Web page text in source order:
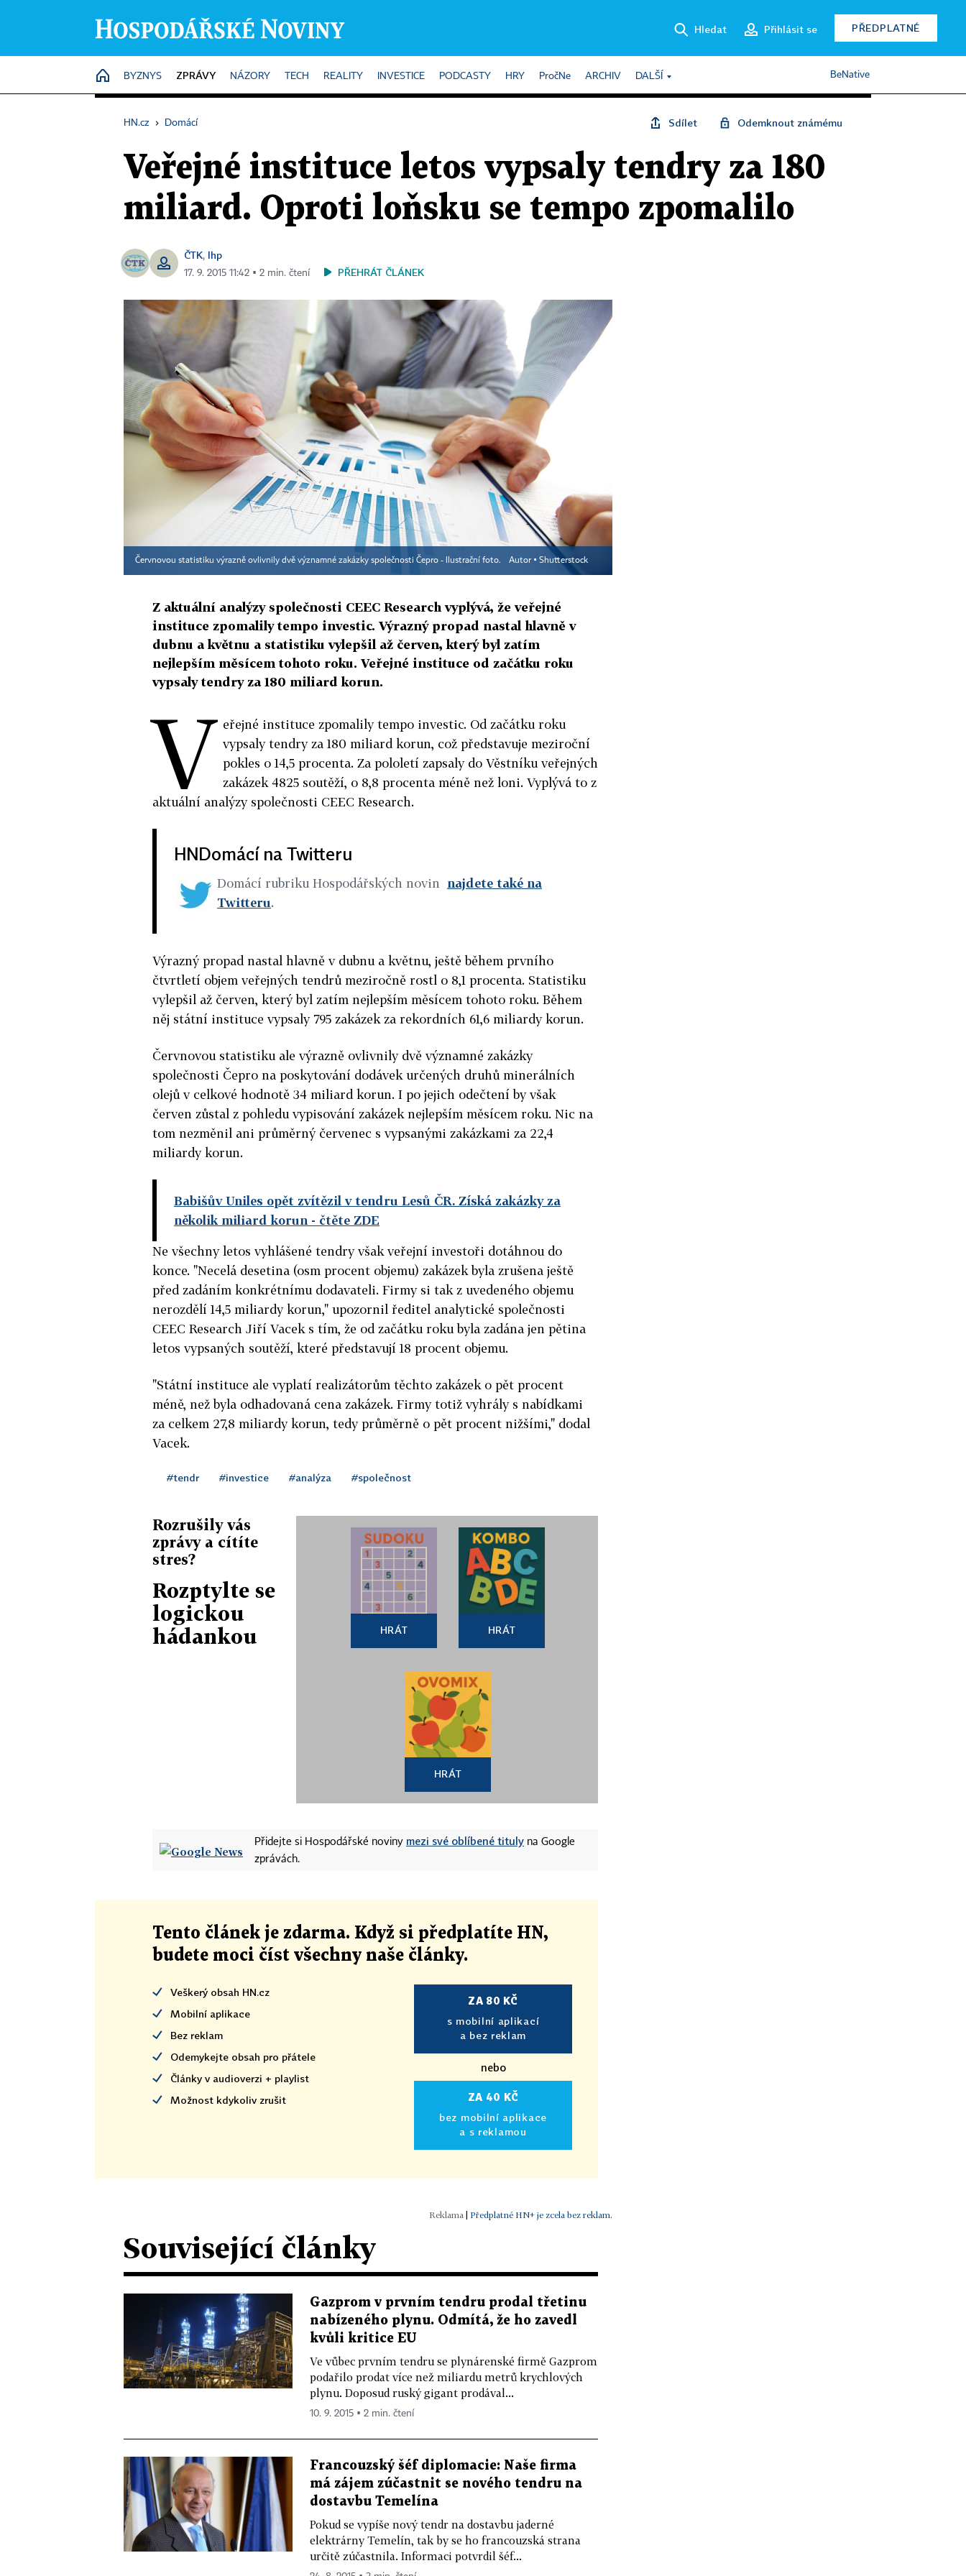
Hledat Přihlásit se PŘEDPLATNÉ
HOME
BYZNYS ZPRÁVY NÁZORY TECH REALITY INVESTICE PODCASTY HRY PročNe ARCHIV DALŠÍ BeNative
HN.cz › Domácí Sdílet Odemknout známému
Veřejné instituce letos vypsaly tendry za 180
miliard. Oproti loňsku se tempo zpomalilo
ČTK, lhp
17. 9. 2015 11:42 ▪ 2 min. čtení PŘEHRÁT ČLÁNEK
Červnovou statistiku výrazně ovlivnily dvě významné zakázky společnosti Čepro - Ilustrační foto. Autor ▪ Shutterstock
Z aktuální analýzy společnosti CEEC Research vyplývá, že veřejné
instituce zpomalily tempo investic. Výrazný propad nastal hlavně v
dubnu a květnu a statistiku vylepšil až červen, který byl zatím
nejlepším měsícem tohoto roku. Veřejné instituce od začátku roku
vypsaly tendry za 180 miliard korun.
V eřejné instituce zpomalily tempo investic. Od začátku roku
vypsaly tendry za 180 miliard korun, což představuje meziroční
pokles o 14,5 procenta. Za pololetí zapsaly do Věstníku veřejných
zakázek 4825 soutěží, o 8,8 procenta méně než loni. Vyplývá to z
aktuální analýzy společnosti CEEC Research.
HNDomácí na Twitteru
Domácí rubriku Hospodářských novin najdete také na
Twitteru.
Výrazný propad nastal hlavně v dubnu a květnu, ještě během prvního
čtvrtletí objem veřejných tendrů meziročně rostl o 8,1 procenta. Statistiku
vylepšil až červen, který byl zatím nejlepším měsícem tohoto roku. Během
něj státní instituce vypsaly 795 zakázek za rekordních 61,6 miliardy korun.
Červnovou statistiku ale výrazně ovlivnily dvě významné zakázky
společnosti Čepro na poskytování dodávek určených druhů minerálních
olejů v celkové hodnotě 34 miliard korun. I po jejich odečtení by však
červen zůstal z pohledu vypisování zakázek nejlepším měsícem roku. Nic na
tom nezměnil ani průměrný červenec s vypsanými zakázkami za 22,4
miliardy korun.
Babišův Uniles opět zvítězil v tendru Lesů ČR. Získá zakázky za
několik miliard korun - čtěte ZDE
Ne všechny letos vyhlášené tendry však veřejní investoři dotáhnou do
konce. "Necelá desetina (osm procent objemu) zakázek byla zrušena ještě
před zadáním konkrétnímu dodavateli. Firmy si tak z uvedeného objemu
nerozdělí 14,5 miliardy korun," upozornil ředitel analytické společnosti
CEEC Research Jiří Vacek s tím, že od začátku roku byla zadána jen pětina
letos vypsaných soutěží, které představují 18 procent objemu.
"Státní instituce ale vyplatí realizátorům těchto zakázek o pět procent
méně, než byla odhadovaná cena zakázek. Firmy totiž vyhrály s nabídkami
za celkem 27,8 miliardy korun, tedy průměrně o pět procent nižšími," dodal
Vacek.
#tendr #investice #analýza #společnost
Rozrušily vás
zprávy a cítíte
stres?
Rozptylte se
logickou
hádankou
HRÁT HRÁT
HRÁT
Přidejte si Hospodářské noviny mezi své oblíbené tituly na Google
zprávách.
Tento článek je zdarma. Když si předplatíte HN,
budete moci číst všechny naše články.
Veškerý obsah HN.cz
Mobilní aplikace
Bez reklam
Odemykejte obsah pro přátele
Články v audioverzi + playlist
Možnost kdykoliv zrušit
ZA 80 KČ
s mobilní aplikací
a bez reklam
nebo
ZA 40 KČ
bez mobilní aplikace
a s reklamou
| Předplatné HN+ je zcela bez reklam.
Související články
Gazprom v prvním tendru prodal třetinu
nabízeného plynu. Odmítá, že ho zavedl
kvůli kritice EU
Ve vůbec prvním tendru se plynárenské firmě Gazprom
podařilo prodat více než miliardu metrů krychlových
plynu. Doposud ruský gigant prodával...
10. 9. 2015 ▪ 2 min. čtení
Francouzský šéf diplomacie: Naše firma
má zájem zúčastnit se nového tendru na
dostavbu Temelína
Pokud se vypíše nový tendr na dostavbu jaderné
elektrárny Temelín, tak by se ho francouzská strana
určitě zúčastnila. Informaci potvrdil šéf...